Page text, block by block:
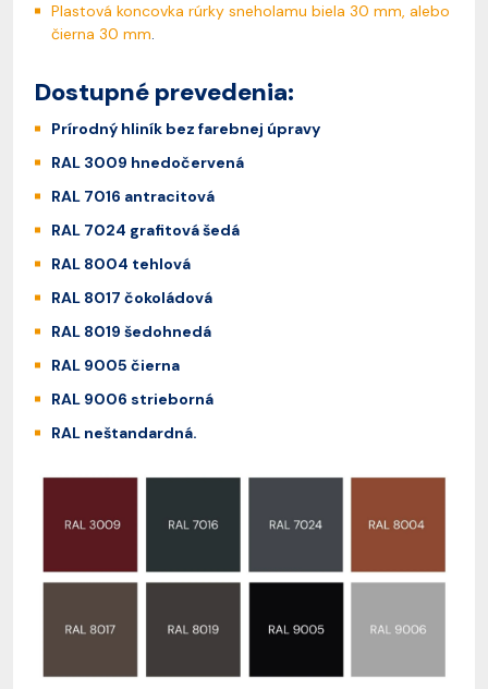
Plastová koncovka rúrky sneholamu biela 30 mm, alebo
čierna 30 mm.
Dostupné prevedenia:
Prírodný hliník bez farebnej úpravy
RAL 3009 hnedočervená
RAL 7016 antracitová
RAL 7024 grafitová šedá
RAL 8004 tehlová
RAL 8017 čokoládová
RAL 8019 šedohnedá
RAL 9005 čierna
RAL 9006 strieborná
RAL neštandardná.